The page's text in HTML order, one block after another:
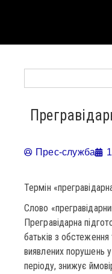
Прес-служба
Термін
Слово
Прегравідарна
батьків з
виявлених порушень у
періоду, знижує